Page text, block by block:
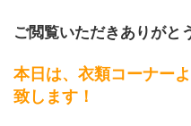
ご閲覧いただきありがと
本日は、衣類コーナー
致します！